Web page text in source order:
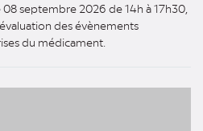
septembre 2026 de 14h à 17h30,
des évènements
du médicament.